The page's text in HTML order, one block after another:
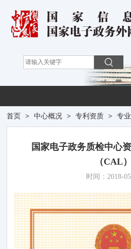
首页 > 中心概况 > 专利资质 > 专
国家电子政务质检中心
（CAL）
时间：2018-